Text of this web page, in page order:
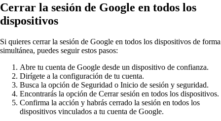
Cerrar la sesión de Google en todos los
dispositivos
Si quieres cerrar la sesión de Google en todos los dispositivos de forma
simultánea, puedes seguir estos pasos:
Abre tu cuenta de Google desde un dispositivo de confianza.
Dirígete a la configuración de tu cuenta.
Busca la opción de Seguridad o Inicio de sesión y seguridad.
Encontrarás la opción de Cerrar sesión en todos los dispositivos.
Confirma la acción y habrás cerrado la sesión en todos los
dispositivos vinculados a tu cuenta de Google.